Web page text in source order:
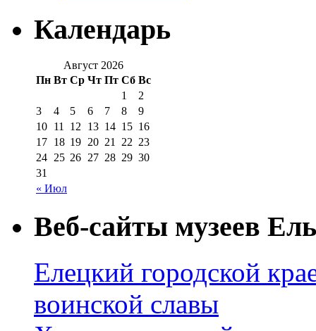
Календарь
Август 2026
Пн Вт Ср Чт Пт Сб Вс
« Июл
1
2
3
4 5 6 7 8
9
10 11 12 13 14 15 16
17 18 19 20 21 22 23
24 25 26 27 28 29 30
31
Веб-сайты музеев
Елецкий городской
воинской славы